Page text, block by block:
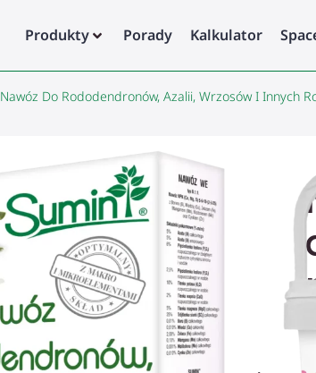
Produkty Porady Kalkulator
Nawóz Do Rododendronów, Azalii, Wrzosów I Innych